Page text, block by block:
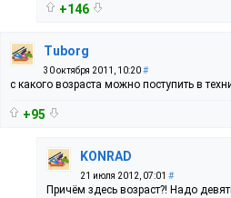
+146
Tuborg
30 октября 2011, 10:20#
с какого возраста можно поступить в
+95
KONRAD
21 июля 2012, 07:01 #
Причём здесь возраст?! Надо